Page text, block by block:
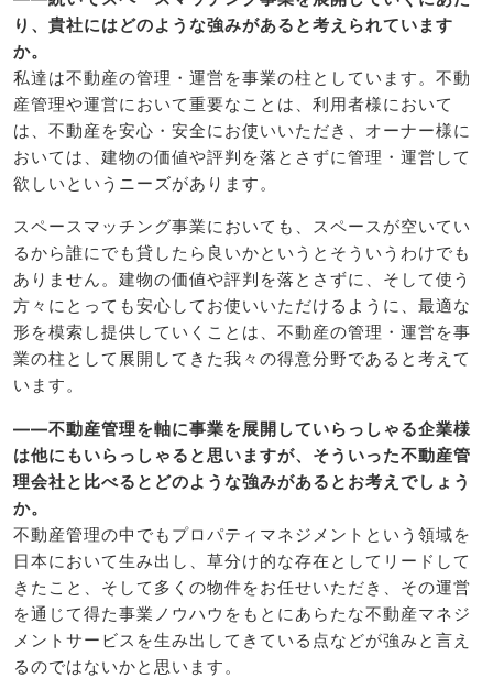
り、貴社にはどのような強みがあると考えられています
か。
私達は不動産の管理・運営を事業の柱としています。不動
産管理や運営において重要なことは、利用者様において
は、不動産を安心・安全にお使いいただき、オーナー様に
おいては、建物の価値や評判を落とさずに管理・運営して
欲しいというニーズがあります。
スペースマッチング事業においても、スペースが空いてい
るから誰にでも貸したら良いかというとそういうわけでも
ありません。建物の価値や評判を落とさずに、そして使う
方々にとっても安心してお使いいただけるように、最適な
形を模索し提供していくことは、不動産の管理・運営を事
業の柱として展開してきた我々の得意分野であると考えて
います。
――不動産管理を軸に事業を展開していらっしゃる企業様
は他にもいらっしゃると思いますが、そういった不動産管
理会社と比べるとどのような強みがあるとお考えでしょう
か。
不動産管理の中でもプロパティマネジメントという領域を
日本において生み出し、草分け的な存在としてリードして
きたこと、そして多くの物件をお任せいただき、その運営
を通じて得た事業ノウハウをもとにあらたな不動産マネジ
メントサービスを生み出してきている点などが強みと言え
るのではないかと思います。